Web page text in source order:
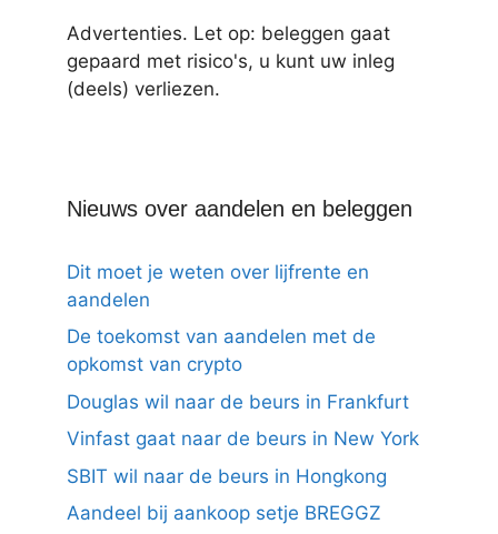
Advertenties. Let op: beleggen gaat
gepaard met risico's, u kunt uw inleg
(deels) verliezen.
Nieuws over aandelen en beleggen
Dit moet je weten over lijfrente en
aandelen
De toekomst van aandelen met de
opkomst van crypto
Douglas wil naar de beurs in Frankfurt
Vinfast gaat naar de beurs in New York
SBIT wil naar de beurs in Hongkong
Aandeel bij aankoop setje BREGGZ